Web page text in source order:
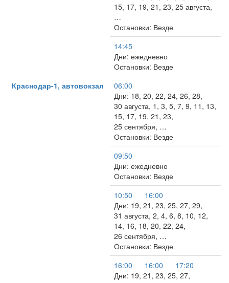
15, 17, 19, 21, 23, 25 августа,
…
Остановки: Везде
14:45
Дни: ежедневно
Остановки: Везде
Краснодар-1, автовокзал
06:00
Дни: 18, 20, 22, 24, 26, 28,
30 августа, 1, 3, 5, 7, 9, 11, 13,
15, 17, 19, 21, 23,
25 сентября, …
Остановки: Везде
09:50
Дни: ежедневно
Остановки: Везде
10:50
16:00
Дни: 19, 21, 23, 25, 27, 29,
31 августа, 2, 4, 6, 8, 10, 12,
14, 16, 18, 20, 22, 24,
26 сентября, …
Остановки: Везде
16:00
16:00
17:20
Дни: 19, 21, 23, 25, 27,